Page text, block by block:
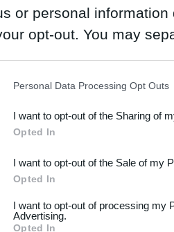
or personal
opt-out. You may
Downstream Participants
third parties.
Personal Data Processing Opt Outs
I want to opt-out of the Sharing of
Opted In
I want to opt-out of the Sale of my
Opted In
I want to opt-out of processing my
Advertising.
Opted In